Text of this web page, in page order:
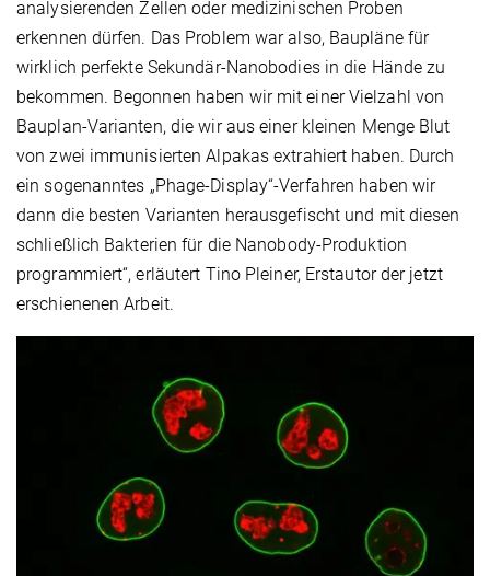
analysierenden Zellen oder medizinischen Proben
erkennen dürfen. Das Problem war also, Baupläne für
wirklich perfekte Sekundär-Nanobodies in die Hände zu
bekommen. Begonnen haben wir mit einer Vielzahl von
Bauplan-Varianten, die wir aus einer kleinen Menge Blut
von zwei immunisierten Alpakas extrahiert haben. Durch
ein sogenanntes „Phage-Display“-Verfahren haben wir
dann die besten Varianten herausgefischt und mit diesen
schließlich Bakterien für die Nanobody-Produktion
programmiert“, erläutert Tino Pleiner, Erstautor der jetzt
erschienenen Arbeit.